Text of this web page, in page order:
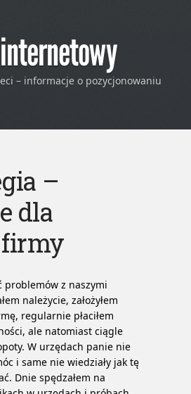
– informacje o pozycjonowaniu
–
dla
problemów z naszymi
należycie, założyłem
regularnie płaciłem
ale natomiast ciągle
W urzędach panie nie
i same nie wiedziały jak tę
Dnie spędzałem na